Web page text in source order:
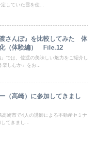
していた雪を使...
さんぽ』を比較してみた 体
（体験編） File.12
では、佐渡の美味しい魅力をご紹介し
しむか」をお...
（高崎）に参加してきまし
崎市で4人の講師による不動産セミナ
てきまし...